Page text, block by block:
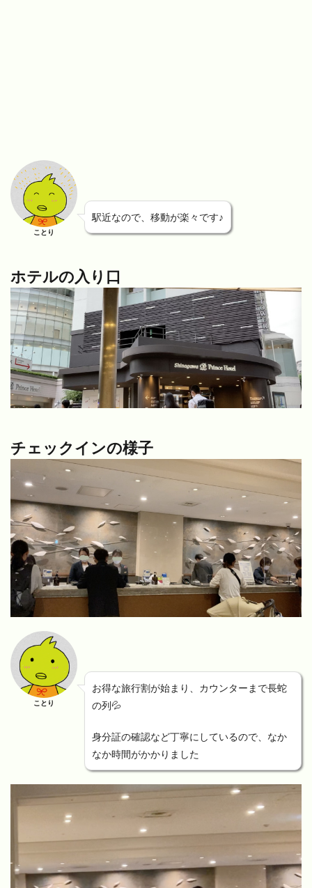
ことり
駅近なので、移動が楽々です♪
ホテルの入り口
チェックインの様子
ことり
お得な旅行割が始まり、カウンターまで長蛇
の列💦
身分証の確認など丁寧にしているので、なか
なか時間がかかりました